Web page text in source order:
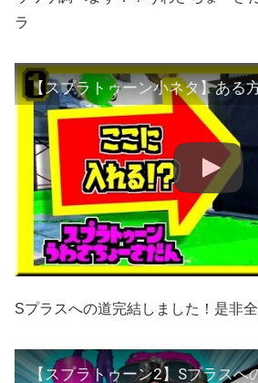
ラ
Sプラスへの道完結しました！是非